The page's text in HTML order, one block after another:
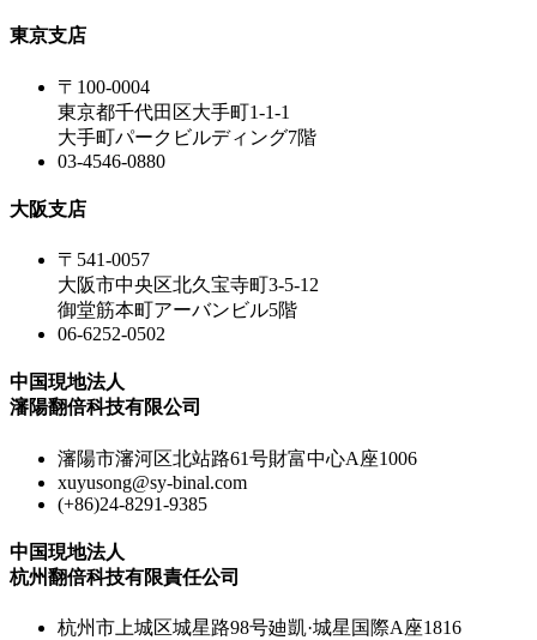
東京支店
〒100-0004
東京都千代田区大手町1-1-1
大手町パークビルディング7階
03-4546-0880
大阪支店
〒541-0057
大阪市中央区北久宝寺町3-5-12
御堂筋本町アーバンビル5階
06-6252-0502
中国現地法人
瀋陽翻倍科技有限公司
瀋陽市瀋河区北站路61号財富中心A座1006
xuyusong@sy-binal.com
(+86)24-8291-9385
中国現地法人
杭州翻倍科技有限責任公司
杭州市上城区城星路98号廸凱·城星国際A座1816